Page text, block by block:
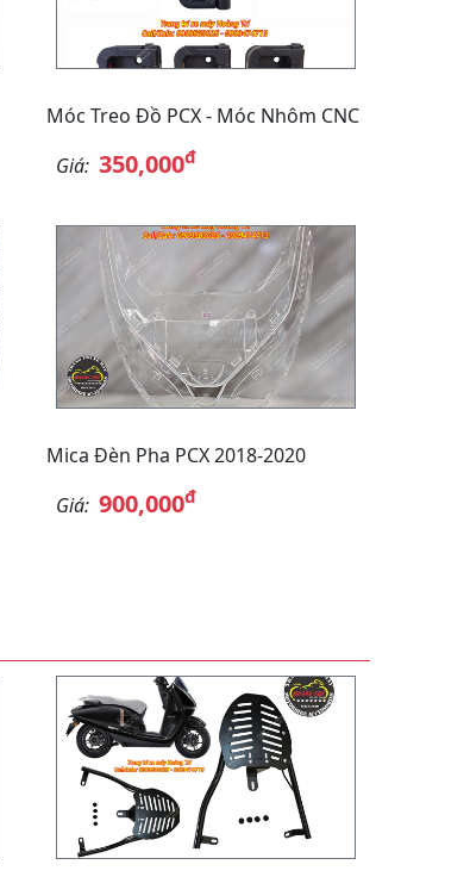
Móc Treo Đồ PCX - Móc Nhôm CNC
Giá: 350,000đ
Mica Đèn Pha PCX 2018-2020
Giá: 900,000đ